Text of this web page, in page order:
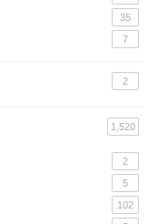
35
7
2
1,520
2
5
102